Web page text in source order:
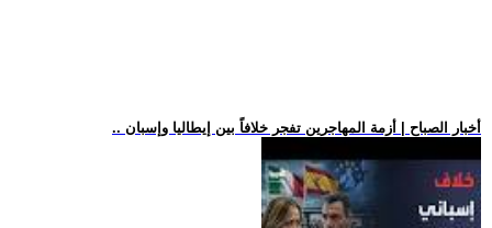
.. أخبار الصباح | أزمة المهاجرين تفجر خلافاً بين إيطاليا وإسبان